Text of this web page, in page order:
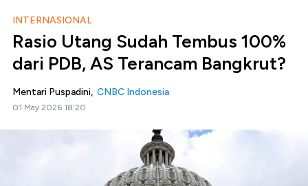
INTERNASIONAL
Rasio Utang Sudah Tembus 100%
dari PDB, AS Terancam Bangkrut?
Mentari Puspadini, CNBC Indonesia
01 May 2026 18:20